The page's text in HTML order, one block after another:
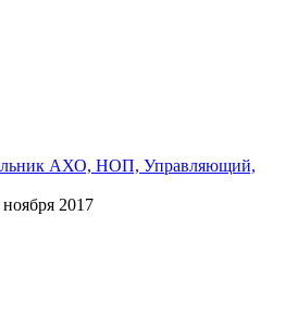
АХО, НОП, Управляющий,
ноября 2017